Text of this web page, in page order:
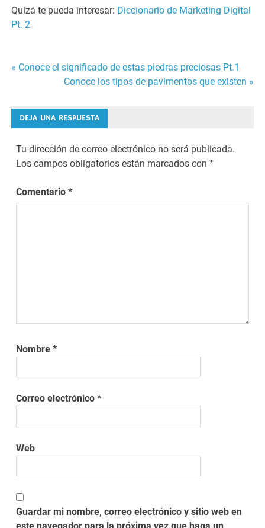
Quizá te pueda interesar: Diccionario de Marketing Digital
Pt. 2
Navegación
de
entradas
« Conoce el significado de estas piedras preciosas Pt.1
Conoce los tipos de pavimentos que existen »
DEJA UNA RESPUESTA
Tu dirección de correo electrónico no será publicada.
Los campos obligatorios están marcados con*
Comentario*
Nombre*
Correo electrónico*
Web
Guardar mi nombre, correo electrónico y sitio web en